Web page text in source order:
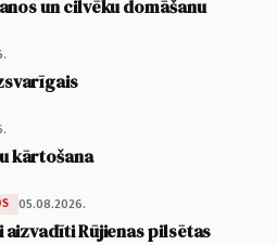
un cilvēku domāšanu
kārtošana
05.08.2026.
aizvadīti Rūjienas pilsētas